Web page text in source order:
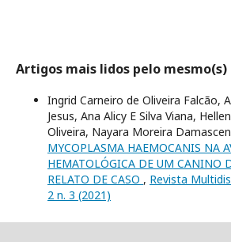
Artigos mais lidos pelo
Ingrid Carneiro de Oliveira Falcão,
Jesus, Ana Alicy E Silva Viana,
Oliveira, Nayara Moreira
MYCOPLASMA HAEMOCANIS NA
HEMATOLÓGICA DE UM CANINO
RELATO DE CASO , Revista
2 n. 3 (2021)